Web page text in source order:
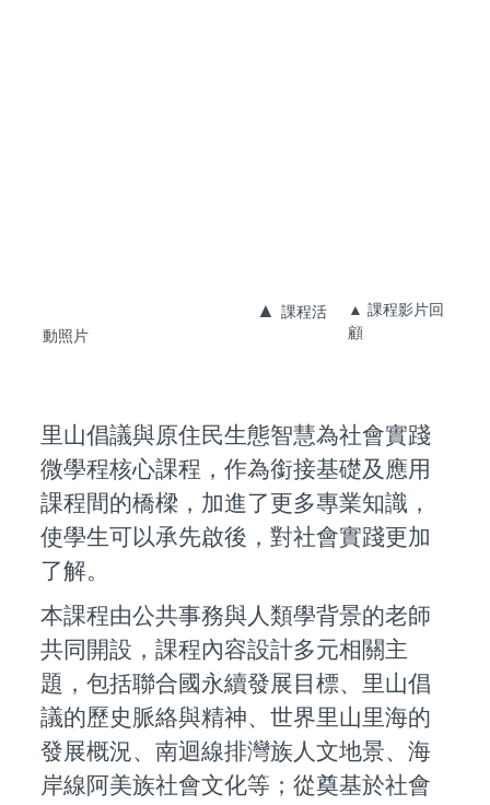
▲ 課程活
動照片
▲ 課程影片回
顧
里山倡議與原住民生態智慧為社會實踐
微學程核心課程，作為銜接基礎及應用
課程間的橋樑，加進了更多專業知識，
使學生可以承先啟後，對社會實踐更加
了解。
本課程由公共事務與人類學背景的老師
共同開設，課程內容設計多元相關主
題，包括聯合國永續發展目標、里山倡
議的歷史脈絡與精神、世界里山里海的
發展概況、南迴線排灣族人文地景、海
岸線阿美族社會文化等；從奠基於社會